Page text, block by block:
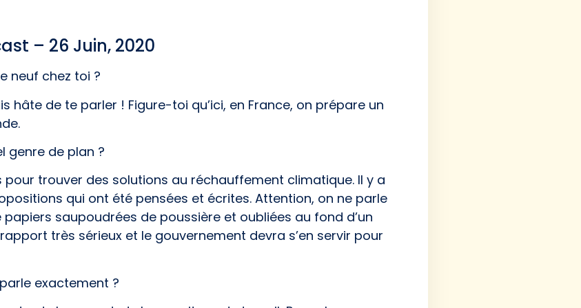
– 26 Juin, 2020
neuf chez toi ?
hâte de te parler ! Figure-toi qu’ici, en France, on prépare un
genre de plan ?
pour trouver des solutions au réchauffement climatique. Il y a
qui ont été pensées et écrites. Attention, on ne parle
saupoudrées de poussière et oubliées au fond d’un
très sérieux et le gouvernement devra s’en servir pour
exactement ?